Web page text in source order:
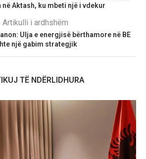
në Aktash, ku mbeti një i vdekur
Artikulli i ardhshëm
Ulja e energjisë bërthamore në BE
një gabim strategjik
TË NDËRLIDHURA